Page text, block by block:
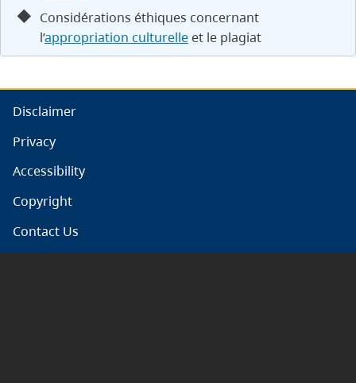
Considérations éthiques concernant
l’appropriation culturelle et le plagiat
Disclaimer
Privacy
Accessibility
Copyright
Contact Us